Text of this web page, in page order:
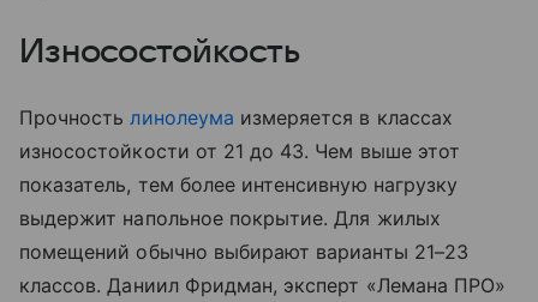
Износостойкость
Прочностьлинолеума измеряется в классах
износостойкости от 21 до 43. Чем выше этот
показатель, тем более интенсивную нагрузку
выдержит напольное покрытие. Для жилых
помещений обычно выбирают варианты 21–23
классов. Даниил Фридман, эксперт «Лемана ПРО»